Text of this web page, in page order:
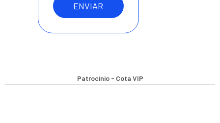
ENVIAR
Patrocínio - Cota VIP